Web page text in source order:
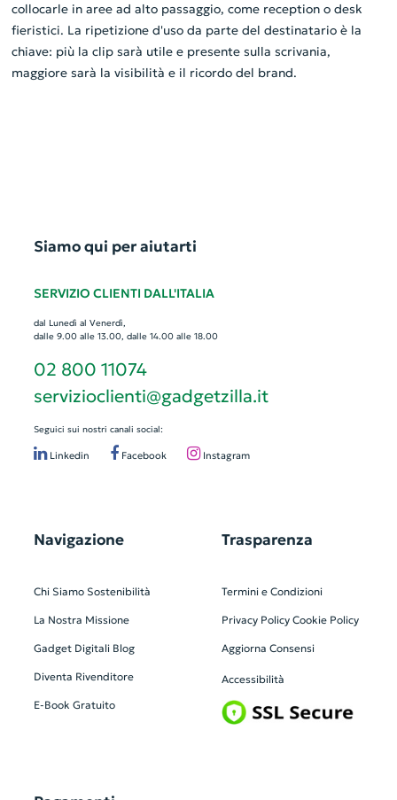
collocarle in aree ad alto passaggio, come reception o desk
fieristici. La ripetizione d'uso da parte del destinatario è la
chiave: più la clip sarà utile e presente sulla scrivania,
maggiore sarà la visibilità e il ricordo del brand.
Siamo qui per aiutarti
SERVIZIO CLIENTI DALL'ITALIA
dal Lunedì al Venerdì,
dalle 9.00 alle 13.00, dalle 14.00 alle 18.00
02 800 11074
servizioclienti@gadgetzilla.it
Seguici sui nostri canali social:
Linkedin Facebook Instagram
Navigazione
Chi Siamo Sostenibilità
La Nostra Missione
Gadget Digitali Blog
Diventa Rivenditore
E-Book Gratuito
Trasparenza
Termini e Condizioni
Privacy Policy Cookie Policy
Aggiorna Consensi
Accessibilità